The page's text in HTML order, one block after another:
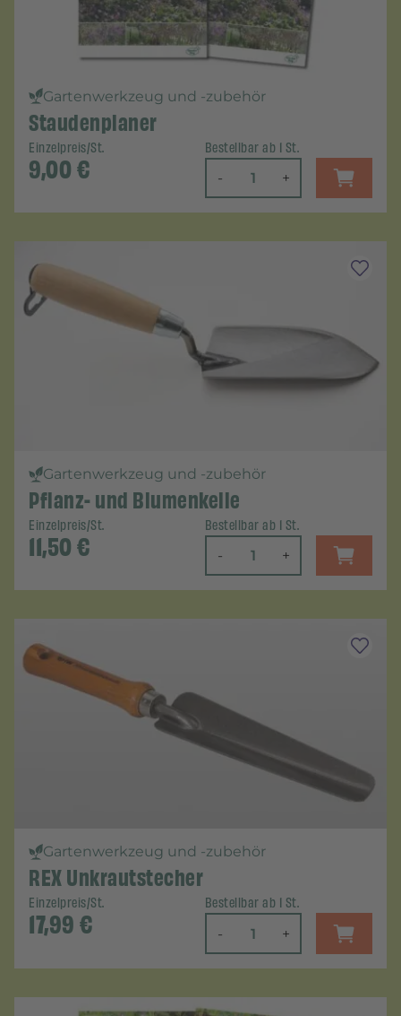
Gartenwerkzeug und -zubehör
Staudenplaner
Einzelpreis/St.
9,00€
Bestellbar ab 1 St.
- +
Gartenwerkzeug und -zubehör
Pflanz- und Blumenkelle
Einzelpreis/St.
11,50€
Bestellbar ab 1 St.
- +
Gartenwerkzeug und -zubehör
REX Unkrautstecher
Einzelpreis/St.
17,99€
Bestellbar ab 1 St.
- +